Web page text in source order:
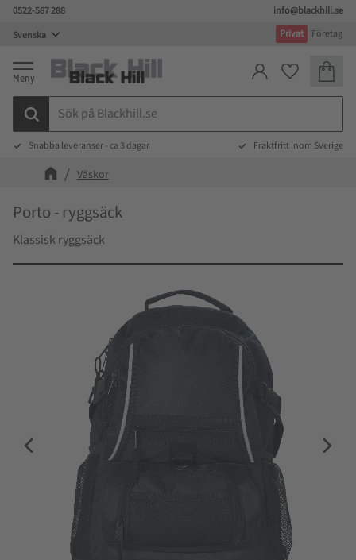
Meny
0522-587 288
info@blackhill.se
Privat
Företag
Favoriter
Snabba leveranser - ca 3 dagar Fraktfritt inom Sverige
Väskor
Porto - ryggsäck
Klassisk ryggsäck